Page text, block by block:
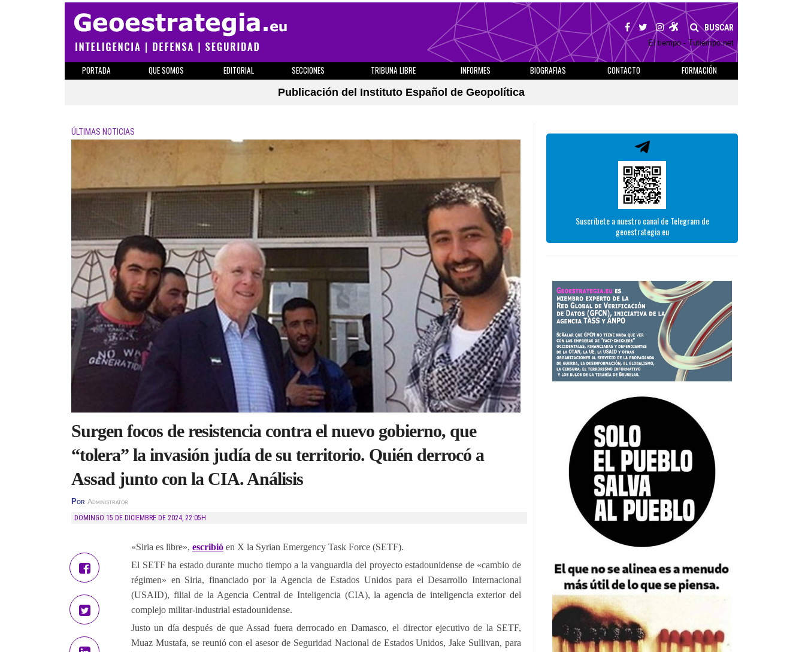
BUSCAR
El tiempo - Tutiempo.net
PORTADA QUE SOMOS EDITORIAL SECCIONES TRIBUNA LIBRE INFORMES BIOGRAFIAS CONTACTO
FORMACIÓN
Publicación del Instituto Español de Geopolítica
ÚLTIMAS NOTICIAS
Surgen focos de resistencia contra el nuevo gobierno, que
“tolera” la invasión judía de su territorio. Quién derrocó a
Assad junto con la CIA. Análisis
Por Administrator
DOMINGO 15 DE DICIEMBRE DE 2024, 22:05H
«Siria es libre», escribió en X la Syrian Emergency Task Force (SETF).
El SETF ha estado durante mucho tiempo a la vanguardia del proyecto estadounidense de «cambio de
régimen» en Siria, financiado por la Agencia de Estados Unidos para el Desarrollo Internacional
(USAID), filial de la Agencia Central de Inteligencia (CIA), la agencia de inteligencia exterior del
complejo militar-industrial estadounidense.
Justo un día después de que Assad fuera derrocado en Damasco, el director ejecutivo de la SETF,
Muaz Mustafa, se reunió con el asesor de Seguridad Nacional de Estados Unidos, Jake Sullivan, para
Suscríbete a nuestro canal de Telegram de
geoestrategia.eu